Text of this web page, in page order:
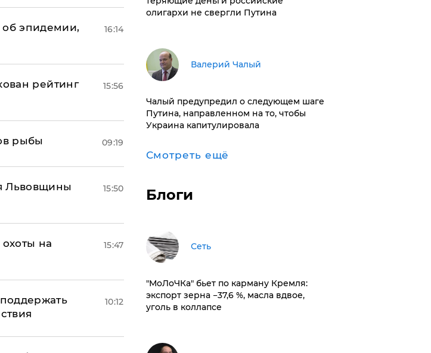
эпидемии,
16:14
рейтинг
15:56
рыбы 09:19
Львовщины
15:50
на
15:47
10:12
олигархи не свергли Путина
Валерий Чалый
Чалый предупредил о следующем шаге
Путина, направленном на то, чтобы
Украина капитулировала
Смотреть ещё
Блоги
Сеть
​"МоЛоЧКа" бьет по карману Кремля:
экспорт зерна −37,6 %, масла вдвое,
уголь в коллапсе